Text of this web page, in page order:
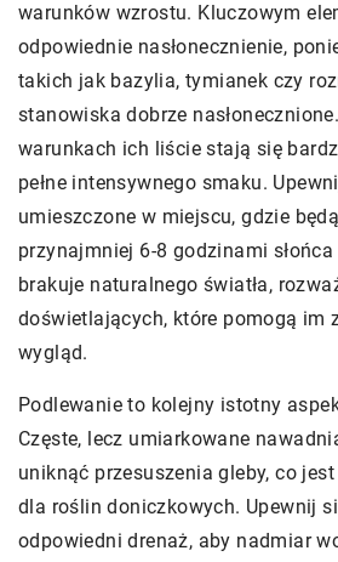
warunków wzrostu. Kluczowym
odpowiednie nasłonecznienie,
takich jak bazylia, tymianek czy
stanowiska dobrze
warunkach ich liście stają się
pełne intensywnego smaku.
umieszczone w miejscu, gdzie
przynajmniej 6-8 godzinami
brakuje naturalnego światła,
doświetlających, które pomogą im
wygląd.
Podlewanie to kolejny istotny
Częste, lecz umiarkowane
uniknąć przesuszenia gleby, co
dla roślin doniczkowych. Upewnij
odpowiedni drenaż, aby nadmiar